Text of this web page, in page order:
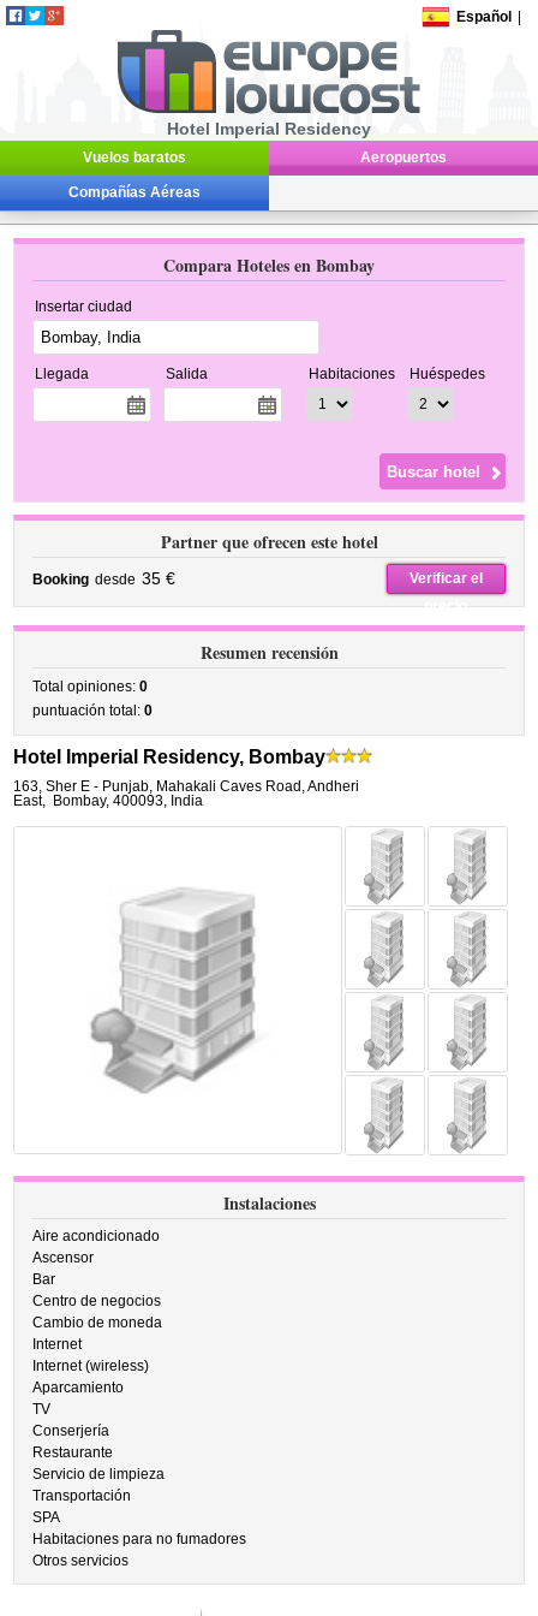
Español
Hotel Imperial Residency
Vuelos baratos Aeropuertos
Compañías Aéreas
Compara Hoteles en Bombay
Insertar ciudad
Llegada Salida Habitaciones Huéspedes
Partner que ofrecen este hotel
Booking desde 35 €
Verificar el
precio
Resumen recensión
Total opiniones:0
puntuación total:0
Hotel Imperial Residency, Bombay
163, Sher E - Punjab, Mahakali Caves Road, Andheri
East, Bombay,400093, India
Instalaciones
Aire acondicionado
Ascensor
Bar
Centro de negocios
Cambio de moneda
Internet
Internet (wireless)
Aparcamiento
TV
Conserjería
Restaurante
Servicio de limpieza
Transportación
SPA
Habitaciones para no fumadores
Otros servicios